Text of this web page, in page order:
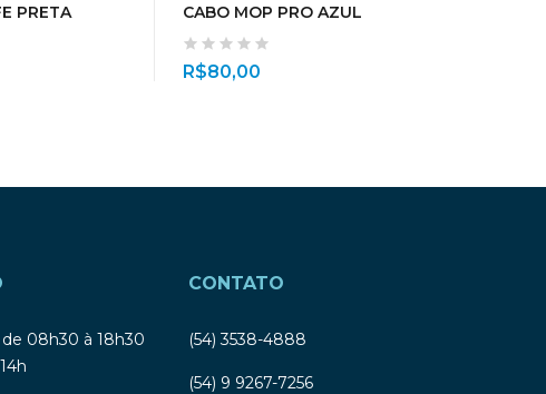
PRETA CABO MOP PRO AZUL
R$80,00
08h30 à 18h30
CONTATO
(54) 3538-4888
(54) 9 9267-7256